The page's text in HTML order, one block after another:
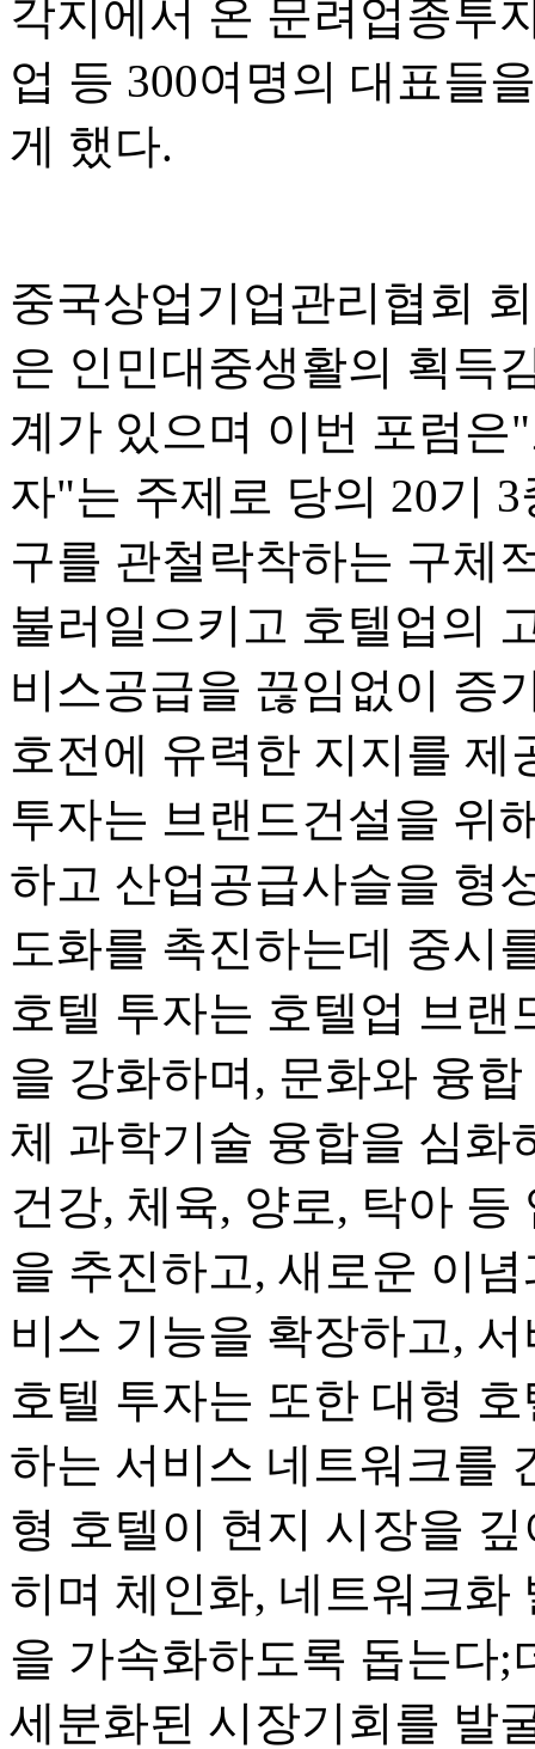
각지에서 온 문려업종투
업 등 300여명의 대표들
게 했다.
중국상업기업관리협회
은 인민대중생활의 획득
계가 있으며 이번 포럼은
자"는 주제로 당의 20기
구를 관철락착하는 구체
불러일으키고 호텔업의
비스공급을 끊임없이 증
호전에 유력한 지지를
투자는 브랜드건설을 위
하고 산업공급사슬을 형
도화를 촉진하는데 중시
호텔 투자는 호텔업 브랜
을 강화하며, 문화와 융
체 과학기술 융합을 심화
건강, 체육, 양로, 탁아
을 추진하고, 새로운 이
비스 기능을 확장하고,
호텔 투자는 또한 대형
하는 서비스 네트워크를
형 호텔이 현지 시장을
히며 체인화, 네트워크화
을 가속화하도록 돕는다;
세분화된 시장기회를 발